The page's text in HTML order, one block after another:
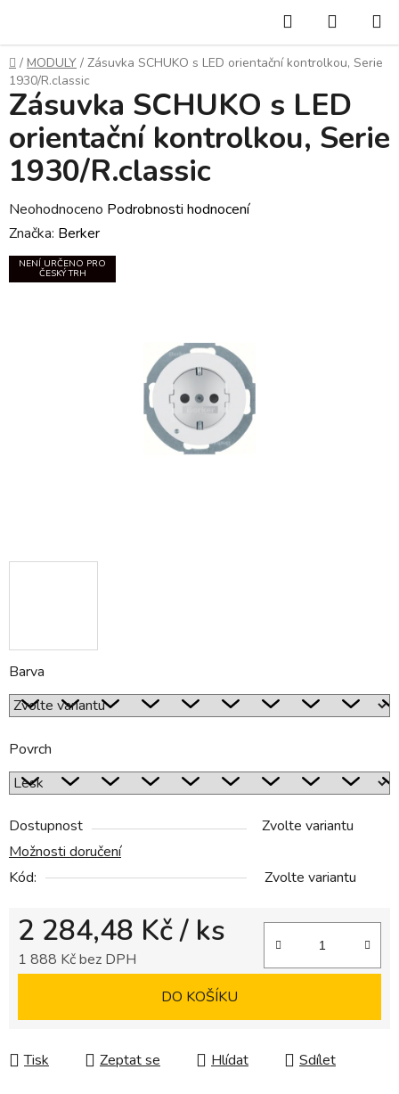
obsah
Hledat
KOŠÍK
Domů
/ MODULY / Zásuvka SCHUKO s LED orientační kontrolkou, Serie
1930/R.classic
Barva
Povrch
Dostupnost
Zvolte variantu
Možnosti doručení
Kód:
Zvolte variantu
2 284,48 Kč/ ks
1 888 Kč bez DPH
DO KOŠÍKU
Tisk Zeptat se Hlídat Sdílet
Zásuvka SCHUKO s LED
orientační kontrolkou, Serie
1930/R.classic
Průměrné
hodnocení
produktu
je
Neohodnoceno Podrobnosti hodnocení
Značka: Berker
NENÍ URČENO PRO
ČESKÝ TRH